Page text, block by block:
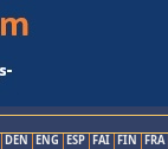
DEN ENG ESP FAI FIN FRA